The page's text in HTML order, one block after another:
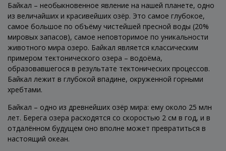
Байкал – необыкновенное явление на нашей планете, одно
из величайших и красивейших озёр. Это самое глубокое,
самое большое по объёму чистейшей пресной воды (20%
мировых запасов), самое неповторимое по уникальности
животного мира озеро. Байкал является классическим
примером тектонического озера – водоёма,
образовавшегося в результате тектонических процессов.
Байкал лежит в глубокой впадине, окруженной горными
хребтами.
Байкал – одно из древнейших озёр мира: ему около 25 млн
лет. Берега озера расходятся со скоростью 2 см в год, и в
отдалённом будущем оно вполне может превратиться в
настоящий океан.